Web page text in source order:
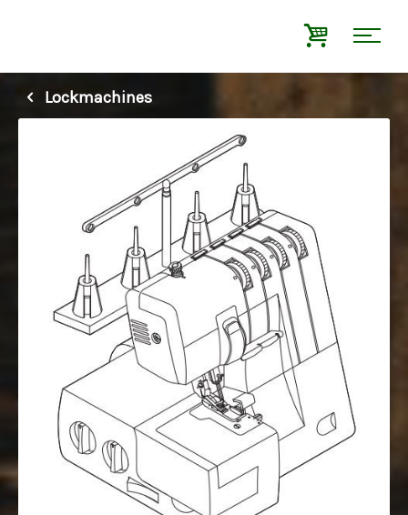
Lockmachines